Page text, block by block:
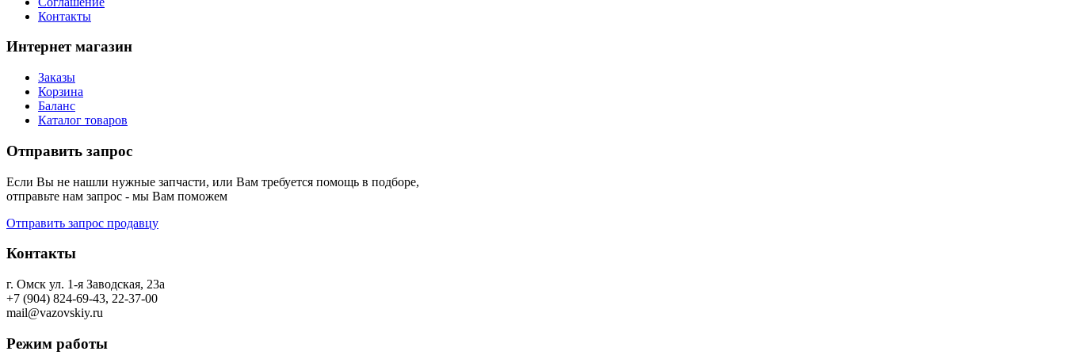
Контакты
Интернет магазин
Заказы
Корзина
Баланс
Каталог товаров
Отправить запрос
Если Вы не нашли нужные запчасти, или Вам требуется помощь в подборе,
отправьте нам запрос - мы Вам поможем
Отправить запрос продавцу
Контакты
г. Омск ул. 1-я Заводская, 23а
+7 (904) 824-69-43, 22-37-00
mail@vazovskiy.ru
Режим работы